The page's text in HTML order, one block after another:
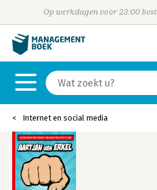
Op werkdagen voor 23:00
Internet en social media